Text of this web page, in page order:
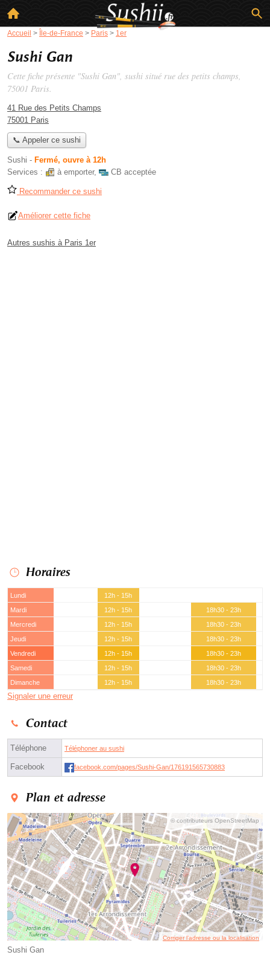
Accueil > Île-de-France > Paris > 1er
Sushi Gan
Cette fiche présente "Sushi Gan", sushi situé rue des petits champs,
75001 Paris.
41 Rue des Petits Champs
75001 Paris
📞 Appeler ce sushi
Sushi - Fermé, ouvre à 12h
Services :
à emporter, CB acceptée
Recommander ce sushi
Améliorer cette fiche
Autres sushis à Paris 1er
Horaires
Lundi
12h - 15h
Mardi
12h - 15h
18h30 - 23h
Mercredi
12h - 15h
18h30 - 23h
Jeudi
12h - 15h
18h30 - 23h
Vendredi
12h - 15h
18h30 - 23h
Samedi
12h - 15h
18h30 - 23h
Dimanche
12h - 15h 18h30 - 23h
Signaler une erreur
Contact
Téléphone Téléphoner au sushi
Facebook facebook.com/pages/Sushi-Gan/176191565730883
Plan et adresse
© contributeurs OpenStreetMap
Corriger l’adresse ou la localisation
Sushi Gan